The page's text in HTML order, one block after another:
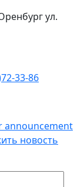
ул.
33-86
новость